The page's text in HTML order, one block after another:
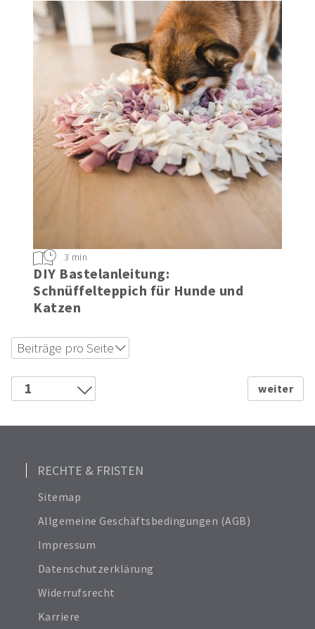
DIY Bastelanleitung:
Schnüffelteppich für Hunde und
Katzen
3 min
Beiträge pro Seite
12
18
Alle anzeigen
1
3
RECHTE & FRISTEN
Sitemap
Allgemeine Geschäftsbedingungen (AGB)
Impressum
Datenschutzerklärung
Widerrufsrecht
Karriere